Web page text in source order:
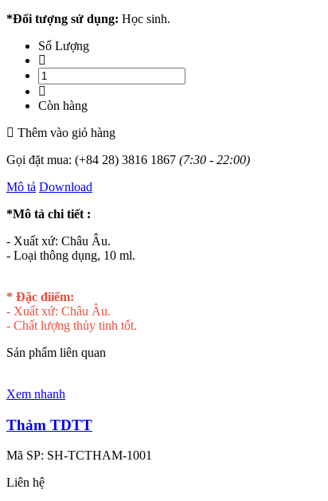
*Đối tượng sử dụng: Học sinh.
Số Lượng
Còn hàng
Thêm vào giỏ hàng
Gọi đặt mua: (+84 28) 3816 1867 (7:30 - 22:00)
Mô tả Download
*Mô tả chi tiết :
- Xuất xứ: Châu Âu.
- Loại thông dụng, 10 ml.
* Đặc điiểm:
- Xuất xứ: Châu Âu.
- Chất lượng thủy tinh tốt.
Sản phẩm liên quan
Xem nhanh
Thảm TDTT
Mã SP: SH-TCTHAM-1001
Liên hệ